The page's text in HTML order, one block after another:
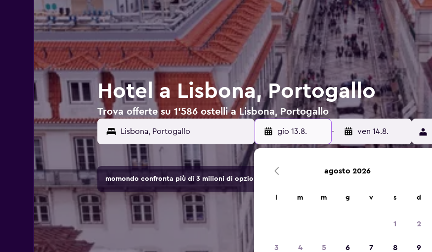
Hotel a Lisbona, Portogallo
Trova offerte su 1’586 ostelli a Lisbona, Portogallo
gio 13.8. - ven 14.8.
momondo confronta più di 3 milioni di opzioni di hotel e alloggi.
agosto 2026
m m g v s d
1 2
3 4 5 6 7 8 9